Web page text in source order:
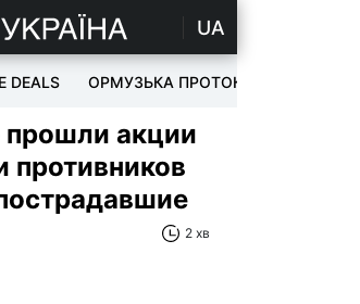
UA
DEALS ОРМУЗЬКА ПРОТОКА
прошли акции
противников
2 хв